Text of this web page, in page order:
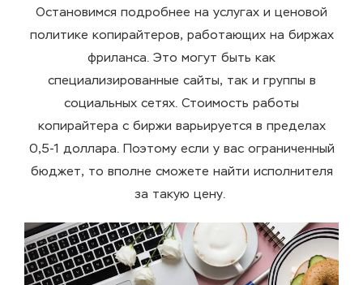
Остановимся подробнее на услугах и ценовой
политике копирайтеров, работающих на биржах
фриланса. Это могут быть как
специализированные сайты, так и группы в
социальных сетях. Стоимость работы
копирайтера с биржи варьируется в пределах
0,5-1 доллара. Поэтому если у вас ограниченный
бюджет, то вполне сможете найти исполнителя
за такую цену.